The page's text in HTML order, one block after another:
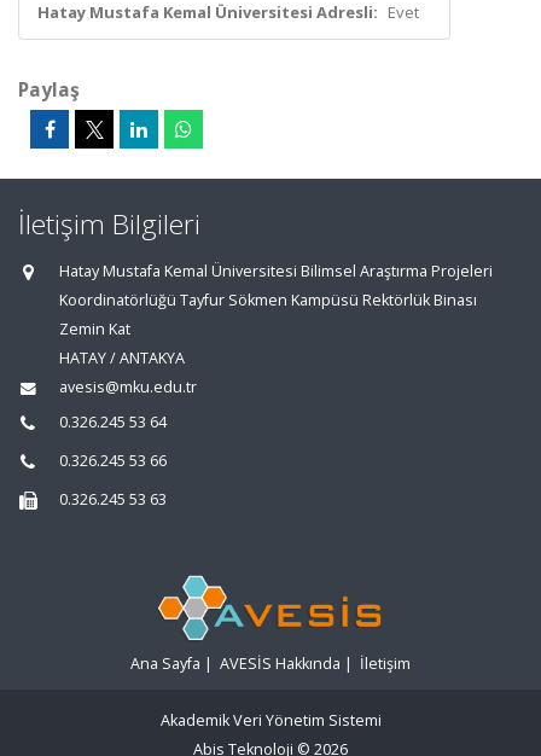
Hatay Mustafa Kemal Üniversitesi Adresli: Evet
Paylaş
İletişim Bilgileri
Hatay Mustafa Kemal Üniversitesi Bilimsel Araştırma Projeleri
Koordinatörlüğü Tayfur Sökmen Kampüsü Rektörlük Binası
Zemin Kat
HATAY / ANTAKYA
avesis@mku.edu.tr
0.326.245 53 64
0.326.245 53 66
0.326.245 53 63
Ana Sayfa | AVESİS Hakkında | İletişim
Akademik Veri Yönetim Sistemi
Abis Teknoloji © 2026